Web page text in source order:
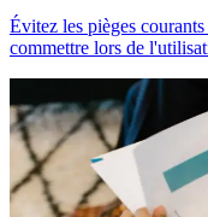
Évitez les pièges
commettre lors de